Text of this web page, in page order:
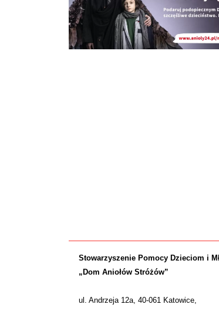
Stowarzyszenie Pomocy Dzieciom i
„Dom Aniołów Stróżów”
ul. Andrzeja 12a, 40-061 Katowice,